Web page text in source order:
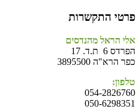
פרטי התקשרות
אלי הראל מהנדסים
הפרדס 6 ת.ד. 17
כפר הרא"ה 3895500
טלפון:
054-2826760
050-6298351